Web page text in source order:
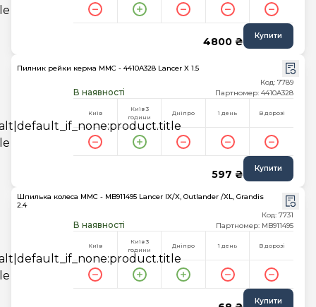
4800 ₴ Купити
Пилник рейки керма MMC - 4410A328 Lancer X 1.5
В наявності
Код: 7789
Партномер: 4410A328
Київ
Київ 3
години
Дніпро 1 день В дорозі
597 ₴ Купити
Шпилька колеса MMC - MB911495 Lancer IX/X, Outlander /XL, Grandis
2.4
В наявності
Код: 7731
Партномер: MB911495
Київ
Київ 3
години
Дніпро 1 день В дорозі
Купити